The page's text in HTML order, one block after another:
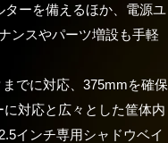
ーを備えるほか、電源ユ
ンスやパーツ増設も手軽
でに対応、375mmを確保
対応と広々とした筐体内
インチ専用シャドウベイ